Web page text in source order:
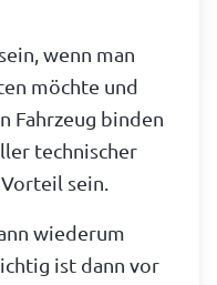
wenn man
möchte und
Fahrzeug binden
technischer
sein.
wiederum
ist dann vor